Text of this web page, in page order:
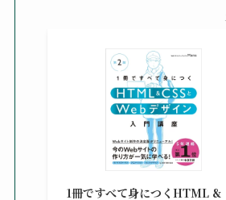
1冊ですべて身につくHTML &